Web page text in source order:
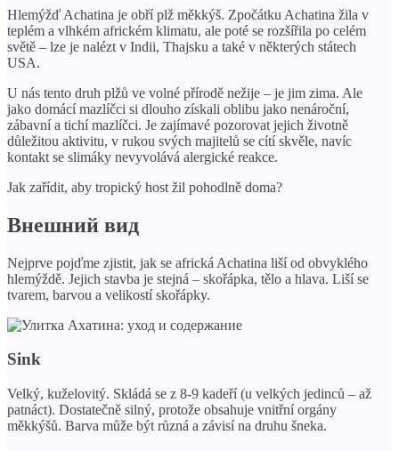
Hlemýžď ​​Achatina je obří plž měkkýš. Zpočátku Achatina žila v
teplém a vlhkém africkém klimatu, ale poté se rozšířila po celém
světě – lze je nalézt v Indii, Thajsku a také v některých státech
USA.
U nás tento druh plžů ve volné přírodě nežije – je jim zima. Ale
jako domácí mazlíčci si dlouho získali oblibu jako nenároční,
zábavní a tichí mazlíčci. Je zajímavé pozorovat jejich životně
důležitou aktivitu, v rukou svých majitelů se cítí skvěle, navíc
kontakt se slimáky nevyvolává alergické reakce.
Jak zařídit, aby tropický host žil pohodlně doma?
Внешний вид
Nejprve pojďme zjistit, jak se africká Achatina liší od obvyklého
hlemýždě. Jejich stavba je stejná – skořápka, tělo a hlava. Liší se
tvarem, barvou a velikostí skořápky.
Sink
Velký, kuželovitý. Skládá se z 8-9 kadeří (u velkých jedinců – až
patnáct). Dostatečně silný, protože obsahuje vnitřní orgány
měkkýšů. Barva může být různá a závisí na druhu šneka.